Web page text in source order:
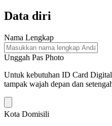
Data diri
Nama Lengkap
Unggah Pas Photo
Untuk kebutuhan ID Card
tampak wajah depan dan
Kota Domisili